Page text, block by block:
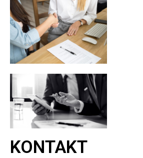
KONTAKT